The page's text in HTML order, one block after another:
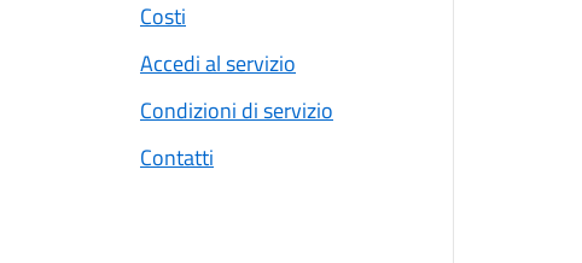
Costi
Accedi al servizio
Condizioni di servizio
Contatti